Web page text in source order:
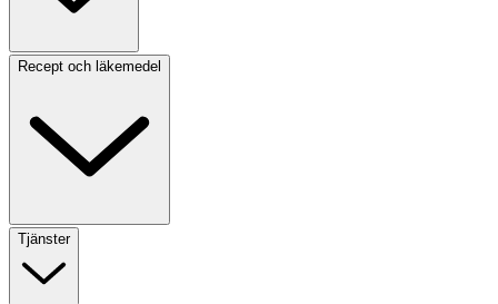
Recept och läkemedel
Tjänster